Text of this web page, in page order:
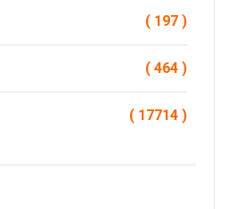
( 197 )
( 464 )
( 17714 )